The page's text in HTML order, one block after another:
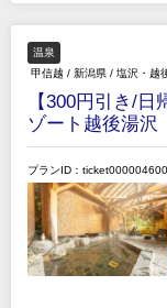
温泉
甲信越 / 新潟県 / 塩沢・越
【300円引き/
ゾート越後湯沢
プランID：